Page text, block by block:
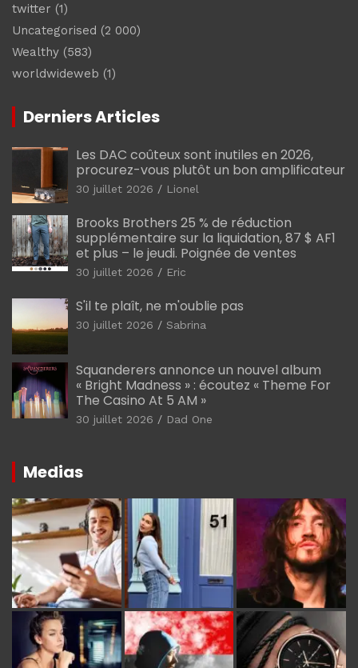
twitter (1)
Uncategorised (2 000)
Wealthy (583)
worldwideweb (1)
Derniers Articles
Les DAC coûteux sont inutiles en 2026,
procurez-vous plutôt un bon amplificateur
30 juillet 2026 Lionel
Brooks Brothers 25 % de réduction
supplémentaire sur la liquidation, 87 $ AF1
et plus – le jeudi. Poignée de ventes
30 juillet 2026 Eric
S'il te plaît, ne m'oublie pas
30 juillet 2026 Sabrina
Squanderers annonce un nouvel album
« Bright Madness » : écoutez « Theme For
The Casino At 5 AM »
30 juillet 2026 Dad One
Medias